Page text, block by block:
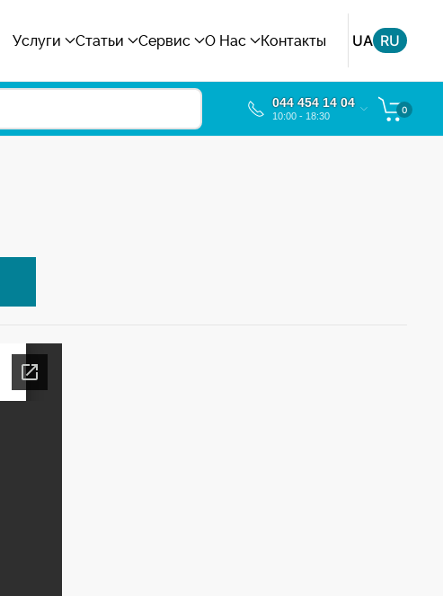
Услуги Статьи Сервис О Нас Контакты UA RU
044 454 14 04
10:00 - 18:30
0